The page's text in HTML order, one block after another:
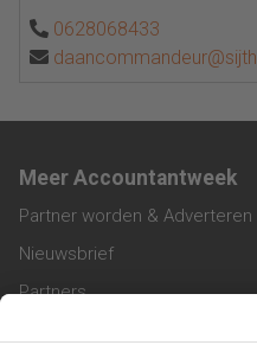
0628068433
Meer Accountantweek
Partner worden & Adverteren
Nieuwsbrief
Partners